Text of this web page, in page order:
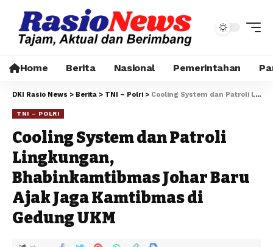
Home Berita Nasional Pemerintahan
DKI Rasio News > Berita > TNI – Polri > Cooling System dan Patroli Lingkungan, Bhabinkamtibmas Johar Baru Ajak Jaga Kamtibmas di Gedung UKM
TNI – POLRI
Cooling System dan Patroli
Lingkungan,
Bhabinkamtibmas Johar Baru
Ajak Jaga Kamtibmas di
Gedung UKM